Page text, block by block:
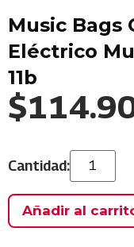
Music Bags
Eléctrico
11b
$
Añadir al